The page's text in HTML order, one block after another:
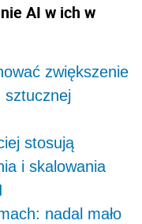
AI w ich w
zwiększenie
sztucznej
stosują
i skalowania
nadal mało